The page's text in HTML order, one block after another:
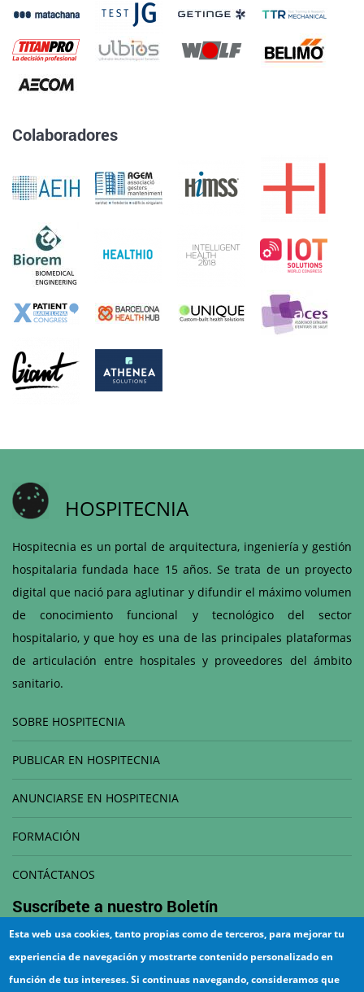
Colaboradores
HOSPITECNIA
Hospitecnia es un portal de arquitectura, ingeniería y gestión
hospitalaria fundada hace 15 años. Se trata de un proyecto
digital que nació para aglutinar y difundir el máximo volumen
de conocimiento funcional y tecnológico del sector
hospitalario, y que hoy es una de las principales plataformas
de articulación entre hospitales y proveedores del ámbito
sanitario.
SOBRE HOSPITECNIA
PUBLICAR EN HOSPITECNIA
ANUNCIARSE EN HOSPITECNIA
FORMACIÓN
CONTÁCTANOS
Suscríbete a nuestro Boletín
Esta web usa cookies, tanto propias como de terceros, para mejorar tu
experiencia de navegación y mostrarte contenido personalizado en
función de tus intereses. Si continuas navegando, consideramos que